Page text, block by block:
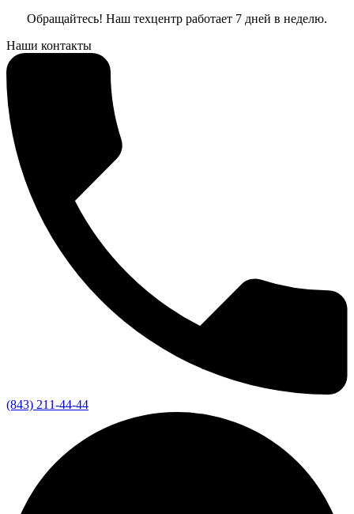
Обращайтесь! Наш техцентр работает 7 дней в неделю.
Наши контакты
(843) 211-44-44